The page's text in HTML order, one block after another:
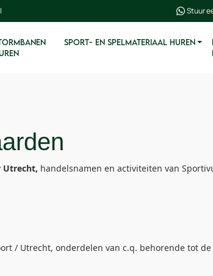
Stuur
SPORT- EN SPELMATERIAAL HUREN
Utrecht, handelsnamen en activiteiten van
/ Utrecht, onderdelen van c.q. behorende tot